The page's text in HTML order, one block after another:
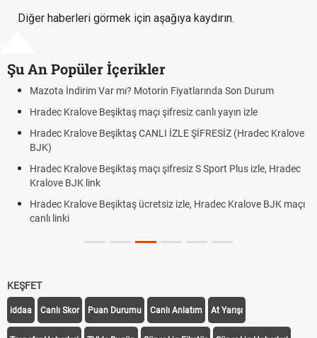
Diğer haberleri görmek için aşağıya kaydırın.
Şu An Popüler İçerikler
Mazota İndirim Var mı? Motorin Fiyatlarında Son Durum
Hradec Kralove Beşiktaş maçı şifresiz canlı yayın izle
Hradec Kralove Beşiktaş CANLI İZLE ŞİFRESİZ (Hradec Kralove
BJK)
Hradec Kralove Beşiktaş maçı şifresiz S Sport Plus izle, Hradec
Kralove BJK link
Hradec Kralove Beşiktaş ücretsiz izle, Hradec Kralove BJK maçı
canlı linki
KEŞFET
iddaa Canlı Skor Puan Durumu Canlı Anlatım At Yarışı